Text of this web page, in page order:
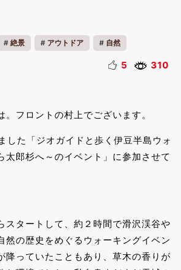
絶景 アウトドア 自然
5 310
。フロントの村上でございます。
した「ジオガイドと歩く伊豆半島ウォ
太郎杉へ～のイベント」に参加させて
スタートして、約２時間で滑沢渓谷や
然の歴史をめぐるウォーキングイベン
降っていたこともあり、草木の香りが